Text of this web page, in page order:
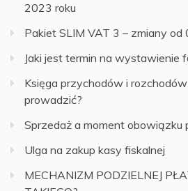
2023 roku
Pakiet SLIM VAT 3 – zmiany od
Jaki jest termin na wystawienie
Księga przychodów i
prowadzić?
Sprzedaż a moment
Ulga na zakup kasy fiskalnej
MECHANIZM PODZIELNEJ